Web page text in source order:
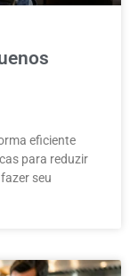
eficiente
para reduzir
seu